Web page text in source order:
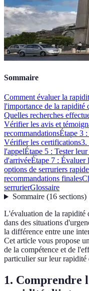
Sommaire
Comment évaluer la
l'importance de la rapidité
Quelles recherches
Vérifier les avis et
recommandationsÉtape 3
Vérifier les certifications3.
l'appelÉtape 5 : Tester
d'arrivéeÉtape 7 : Évaluer
options de serruriers
recommandations finales
serrurierGlossaire
Sommaire(16 sections)
L'évaluation de la rapidité
dans des situations
la différence entre une
Cet article vous propose
de la compétence et de
particulier sur leur rapidité
1. Comprendre